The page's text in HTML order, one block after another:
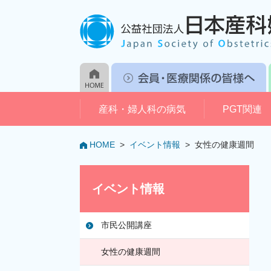
産科・婦人科の病気 PGT関連
イベント情報
市民公開講座
女性の健康週間
HOME > イベント情報 > 女性の健康週間